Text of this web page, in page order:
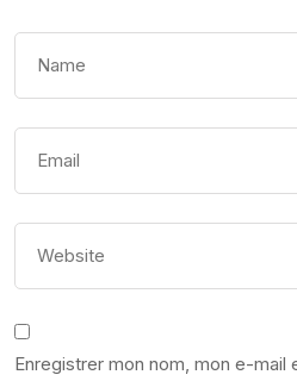
Enregistrer mon nom, mon e-mail